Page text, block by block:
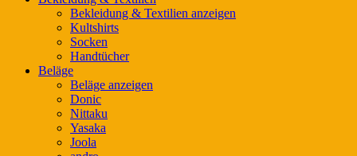
Bekleidung & Textilien anzeigen
Kultshirts
Socken
Handtücher
Beläge
Beläge anzeigen
Donic
Nittaku
Yasaka
Joola